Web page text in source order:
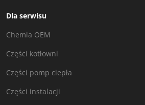
Dla serwisu
Chemia OEM
Części kotłowni
Części pomp ciepła
Części instalacji